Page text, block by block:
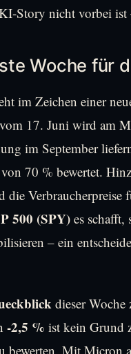
Story nicht vorbei
Woche für
im Zeichen einer
17. Juni wird am
im September
70 % bewertet.
die
500 (SPY)es
– ein
dieser
-2,5 % ist kein Grund
bewerten. Mit Micron